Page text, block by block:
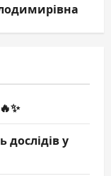
дослідів у